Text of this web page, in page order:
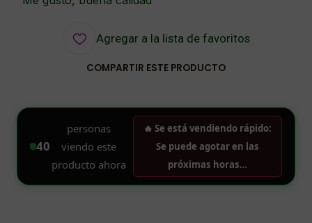
Agregar a la lista de favoritos
COMPARTIR ESTE PRODUCTO